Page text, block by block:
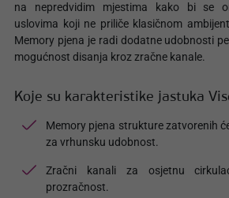
na nepredvidim mjestima kako bi se
uslovima koji ne priliče klasičnom
Memory pjena je radi dodatne udobnosti
mogućnost disanja kroz zračne kanale.
Koje su karakteristike jastuka
Memory pjena strukture zatvorenih
za vrhunsku udobnost.
Zračni kanali za osjetnu
prozračnost.